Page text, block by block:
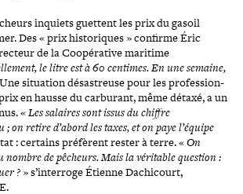
inquiets guettent les prix du gasoil
Des « prix his­to­riques » confirme Éric
de la Coopérative maritime
le litre est à 60 centimes. En une semaine,
situation désas­treuse pour les pro­fes­sion­
en hausse du carburant, même détaxé, a un
«Les salaires sont issus du chiffre
; on retire d’abord les taxes, et on paye l’équipe
: certains préfèrent rester à terre. «On
nombre de pêcheurs. Mais la véritable question :
?» s’interroge Étienne Dachicourt,